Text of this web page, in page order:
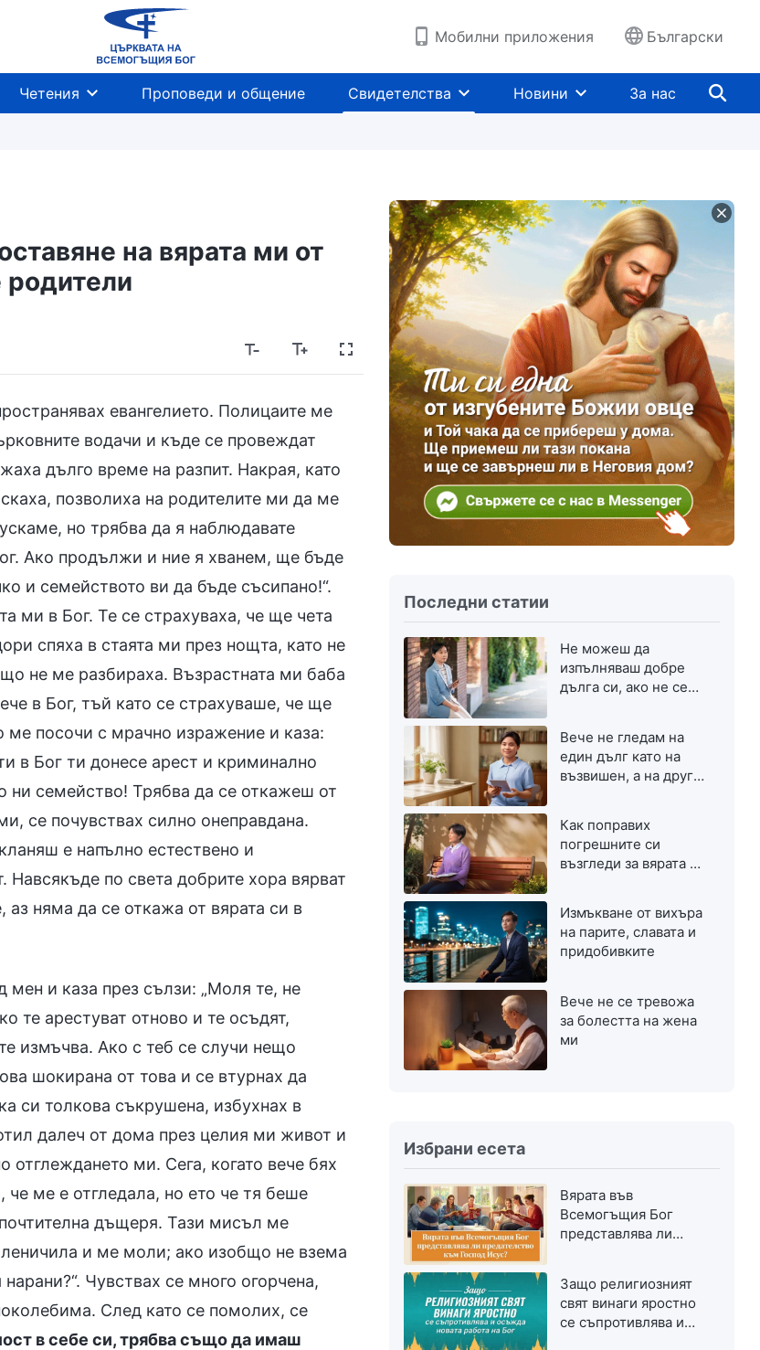
Мобилни приложения Български
Четения Проповеди и общение Свидетелства Новини За нас
на вярата ми от
родители
евангелието. Полицаите ме
водачи и къде се провеждат
дълго време на разпит. Накрая, като
позволиха на родителите ми да ме
но трябва да я наблюдавате
Ако продължи и ние я хванем, ще бъде
и семейството ви да бъде съсипано!“.
ми в Бог. Те се страхуваха, че ще чета
спяха в стаята ми през нощта, като не
не ме разбираха. Възрастната ми баба
в Бог, тъй като се страхуваше, че ще
посочи с мрачно изражение и каза:
в Бог ти донесе арест и криминално
ни семейство! Трябва да се откажеш от
се почувствах силно онеправдана.
е напълно естествено и
по света добрите хора вярват
няма да се откажа от вярата си в
мен и каза през сълзи: „Моля те, не
те арестуват отново и те осъдят,
измъчва. Ако с теб се случи нещо
шокирана от това и се втурнах да
си толкова съкрушена, избухнах в
далеч от дома през целия ми живот и
ми. Сега, когато вече бях
че ме е отгледала, но ето че тя беше
дъщеря. Тази мисъл ме
и ме моли; ако изобщо не взема
Чувствах се много огорчена,
След като се помолих, се
в себе си, трябва също да имаш
Последни статии
Не можеш да
изпълняваш добре
дълга си, ако не се
Вече не гледам на
един дълг като на
възвишен, а на друг
Как поправих
погрешните си
възгледи за вярата в
Измъкване от вихъра
на парите, славата и
придобивките
Вече не се тревожа
за болестта на жена
ми
Избрани есета
Вярата във
Всемогъщия Бог
представлява ли
Защо религиозният
свят винаги яростно
се съпротивлява и